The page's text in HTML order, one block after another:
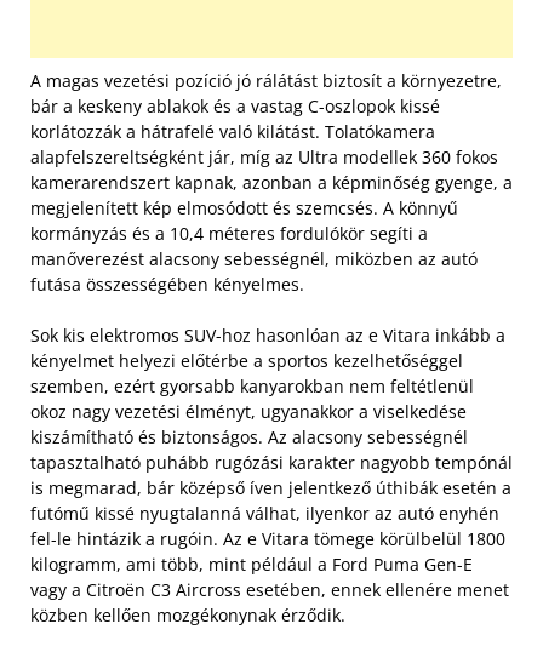
A magas vezetési pozíció jó rálátást biztosít a környezetre,
bár a keskeny ablakok és a vastag C-oszlopok kissé
korlátozzák a hátrafelé való kilátást. Tolatókamera
alapfelszereltségként jár, míg az Ultra modellek 360 fokos
kamerarendszert kapnak, azonban a képminőség gyenge, a
megjelenített kép elmosódott és szemcsés. A könnyű
kormányzás és a 10,4 méteres fordulókör segíti a
manőverezést alacsony sebességnél, miközben az autó
futása összességében kényelmes.
Sok kis elektromos SUV-hoz hasonlóan az e Vitara inkább a
kényelmet helyezi előtérbe a sportos kezelhetőséggel
szemben, ezért gyorsabb kanyarokban nem feltétlenül
okoz nagy vezetési élményt, ugyanakkor a viselkedése
kiszámítható és biztonságos. Az alacsony sebességnél
tapasztalható puhább rugózási karakter nagyobb tempónál
is megmarad, bár középső íven jelentkező úthibák esetén a
futómű kissé nyugtalanná válhat, ilyenkor az autó enyhén
fel-le hintázik a rugóin. Az e Vitara tömege körülbelül 1800
kilogramm, ami több, mint például a Ford Puma Gen-E
vagy a Citroën C3 Aircross esetében, ennek ellenére menet
közben kellően mozgékonynak érződik.